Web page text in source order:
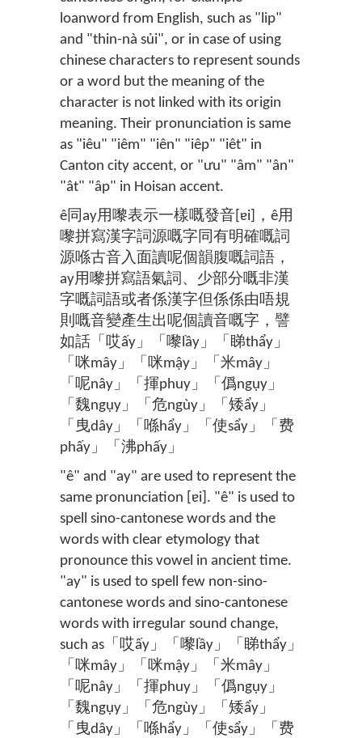
loanword from English, such as "lip"
and "thin-nà sủi", or in case of using
chinese characters to represent sounds
or a word but the meaning of the
character is not linked with its origin
meaning. Their pronunciation is same
as "iêu" "iêm" "iên" "iêp" "iêt" in
Canton city accent, or "ưu" "âm" "ân"
"ât" "âp" in Hoisan accent.
ê同ay用嚟表示一樣嘅發音[ɐi]，ê用
嚟拼寫漢字詞源嘅字同有明確嘅詞
源喺古音入面讀呢個韻腹嘅詞語，
ay用嚟拼寫語氣詞、少部分嘅非漢
字嘅詞語或者係漢字但係係由唔規
則嘅音變產生出呢個讀音嘅字，譬
如話「哎ấy」「嚟lầy」「睇thẩy」
「咪mây」「咪mậy」「米mây」
「呢nây」「揮phuy」「僞ngụy」
「魏ngụy」「危ngùy」「矮ẩy」
「曳dây」「喺hẩy」「使sẩy」「费
phấy」「沸phấy」
"ê" and "ay" are used to represent the
same pronunciation [ɐi]. "ê" is used to
spell sino-cantonese words and the
words with clear etymology that
pronounce this vowel in ancient time.
"ay" is used to spell few non-sino-
cantonese words and sino-cantonese
words with irregular sound change,
such as「哎ấy」「嚟lầy」「睇thẩy」
「咪mây」「咪mậy」「米mây」
「呢nây」「揮phuy」「僞ngụy」
「魏ngụy」「危ngùy」「矮ẩy」
「曳dây」「喺hẩy」「使sẩy」「费